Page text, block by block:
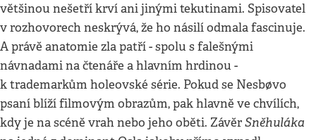
většinou nešetří krví ani jinými tekutinami. Spisovatel
v rozhovorech neskrývá, že ho násilí odmala fascinuje.
A právě anatomie zla patří - spolu s falešnými
návnadami na čtenáře a hlavním hrdinou -
k trademarkům holeovské série. Pokud se Nesbøvo
psaní blíží filmovým obrazům, pak hlavně ve chvílích,
kdy je na scéně vrah nebo jeho oběti. ZávěrSněhuláka